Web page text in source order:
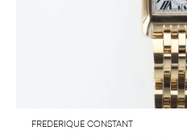
FREDERIQUE CONSTANT